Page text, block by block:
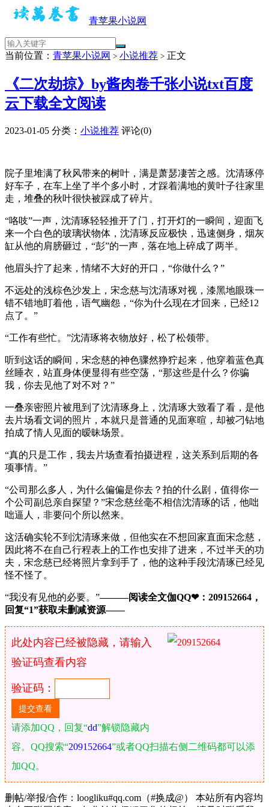
青苹果小说网
当前位置： 青苹果小说网 > 小说推荐 > 正文
《二次劫掠》by酱肉卷千张小说txt百度
云下载全文阅读
2023-01-05 分类： 小说推荐 评论(0)
院子里堆满了秋风带来的树叶，满是萧瑟凄苦之感。沈清琢停
好车子，在车上坐了半个多小时，才踩着满地的黄叶子往家里
走，堆叠的秋叶很快被踩成了碎片。
“咯吱”一声，沈清琢轻轻推开了门，打开灯的一瞬间，迎面飞
来一个白色的玻璃状物体，沈清琢反应极快，迅速侧身，烟灰
缸从他的肩膀砸过，“彭”的一声，落在地上碎成了两半。
他眉头拧了起来，情绪不大好的开口，“你做什么？”
不远处的浅棕色沙发上，宋念慈与沈清琢对视，漆黑地眼珠一
错不错地盯着他，语气幽怨，“你为什么现在才回来，已经12
点了。”
“工作有些忙。”沈清琢将衣物放好，松了松领带。
听到这话的瞬间，宋念慈的神色骤然狰狞起来，他穿着蓝色真
丝睡衣，站直身体便显得有些空荡，“那这些是什么？你骗
我，你去见他了对不对？”
一叠亲密照片被甩到了沈清琢身上，沈清琢大致看了看，是他
去片场看文词的照片，本就只是普通的见面寒暄，却被刁钻地
拍成了情人见面的暧昧场景。
“真的只是工作，我去片场查看拍摄进程，这关系到后期的各
项事情。”
“公司那么多人，为什么偏偏是你去？拍的什么剧，值得你一
个公司副总亲自探望？”宋念慈丝毫不相信沈清琢的话，他咄
咄逼人，非要问个所以然来。
这活确实轮不到沈清琢来做，但他实在不想回家直面宋念慈，
因此将不在自己行程表上的工作也安排了进来，不过半天的功
夫，宋念慈已经将照片拿到手了，他的这种手段沈清琢已经见
怪不怪了。
“我没有见他的必要。”———阅读全文伽QQ❤：209152664，
回复“1”获取未删减资源—​​​​—
此处内容已经被隐藏，请输入
验证码查看内容
验证码：
请添加QQ，回复“dd”解锁隐藏内
容。QQ搜索“209152664”或者QQ扫描右侧二维码都可以添
加QQ。
删帖/举报/合作：loogliku#qq.com（#换成@） 本站所有内容均